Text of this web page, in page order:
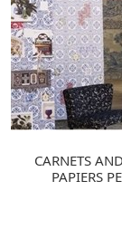
CARNETS
PAPIERS